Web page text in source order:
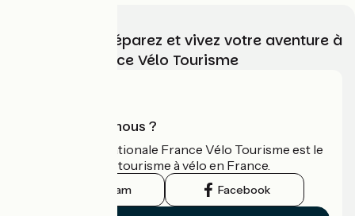
Choisissez, préparez et vivez votre aventure à
vélo avec France Vélo Tourisme
Qui sommes-nous ?
L'association nationale France Vélo Tourisme est le
guide officiel du tourisme à vélo en France.
Instagram Facebook